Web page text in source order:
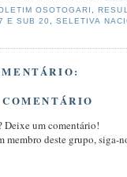
OSOTOGARI ,
E SUB 20,SELETIVA
Deixe um comentário!
membro deste grupo, siga-